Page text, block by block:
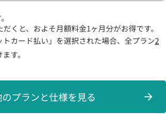
くと、およそ月額料金1ヶ月分がお得です。
カード払い」を選択された場合、全プラン2
す。
プランと仕様を見る